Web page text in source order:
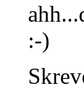
:-)